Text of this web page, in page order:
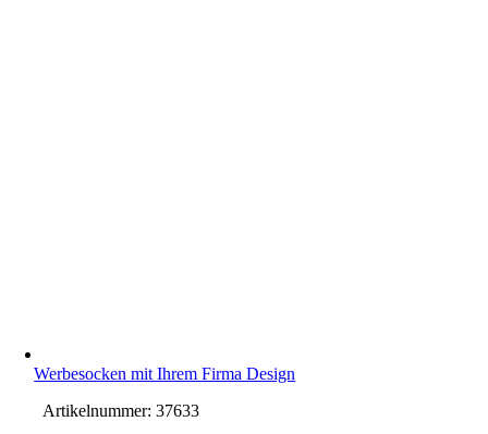
Werbesocken mit Ihrem Firma Design
Artikelnummer:37633